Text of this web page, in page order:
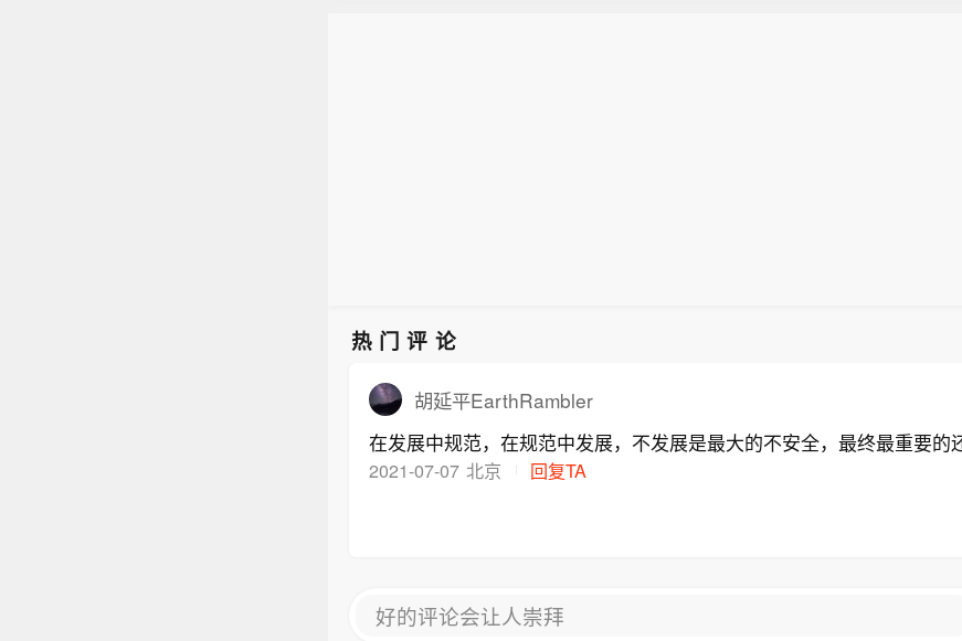
热门评论
胡延平EarthRambler
在发展中规范，在规范中发展，不发展是最大的不安全，最终最重要的
2021-07-07 北京 回复TA
好的评论会让人崇拜